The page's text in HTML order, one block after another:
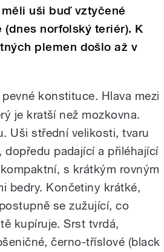
uši buď vztyčené
norfolský teriér). K
plemen došlo až v
konstituce. Hlava mezi
je kratší než mozkovna.
Uši střední velikosti, tvaru
dopředu padající a přiléhající
s krátkým rovným
bedry. Končetiny krátké,
se zužující, co
kupíruje. Srst tvrdá,
černo-tříslové (black